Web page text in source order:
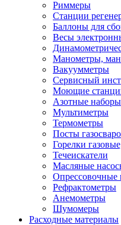
Риммеры
Станции
Баллоны для
Весы
Манометры,
Вакуумметры
Сервисный
Моющие
Азотные наборы
Мультиметры
Термометры
Посты
Горелки
Течеискатели
Масляные
Опрессовочные
Рефрактометры
Анемометры
Шумомеры
Расходные материалы